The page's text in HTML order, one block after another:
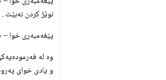
نوێژ كردن نه‌بێت .
پێغه‌مبه‌ری خوا
وه‌ له‌
و یادی خوای